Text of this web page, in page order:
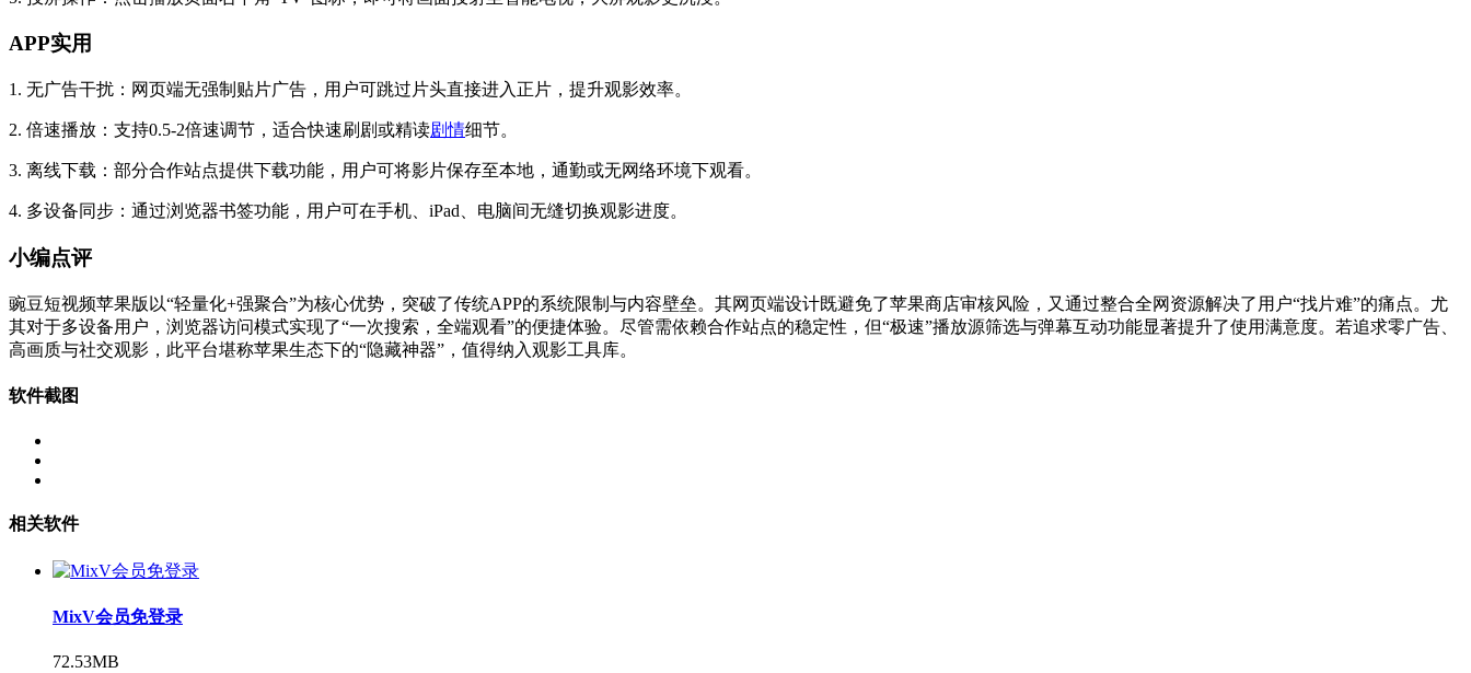
APP实用
1. 无广告干扰：网页端无强制贴片广告，用户可跳过片头直接进入正片，提升观影效率。
2. 倍速播放：支持0.5-2倍速调节，适合快速刷剧或精读剧情细节。
3. 离线下载：部分合作站点提供下载功能，用户可将影片保存至本地，通勤或无网络环境下观看。
4. 多设备同步：通过浏览器书签功能，用户可在手机、iPad、电脑间无缝切换观影进度。
小编点评
豌豆短视频苹果版以“轻量化+强聚合”为核心优势，突破了传统APP的系统限制与内容壁垒。其网页端设计既避免了苹果商店审核风险，又通过整合全网资源解决了用户“找片难”的痛点。尤
其对于多设备用户，浏览器访问模式实现了“一次搜索，全端观看”的便捷体验。尽管需依赖合作站点的稳定性，但“极速”播放源筛选与弹幕互动功能显著提升了使用满意度。若追求零广告、
高画质与社交观影，此平台堪称苹果生态下的“隐藏神器”，值得纳入观影工具库。
软件截图
相关软件
MixV会员免登录
72.53MB